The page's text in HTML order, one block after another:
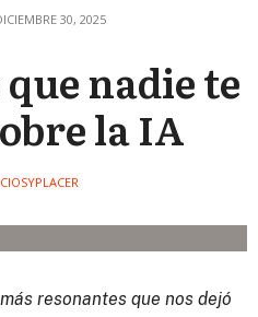
30, 2025
nadie te
la IA
resonantes que nos dejó